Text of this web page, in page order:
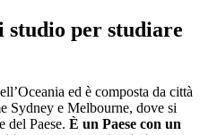
per studiare
ed è composta da città
Sydney e Melbourne, dove si
del Paese. È un Paese con un